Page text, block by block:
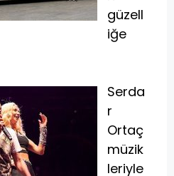
güzell
iğe
Serda
r
Ortaç
müzik
leriyle